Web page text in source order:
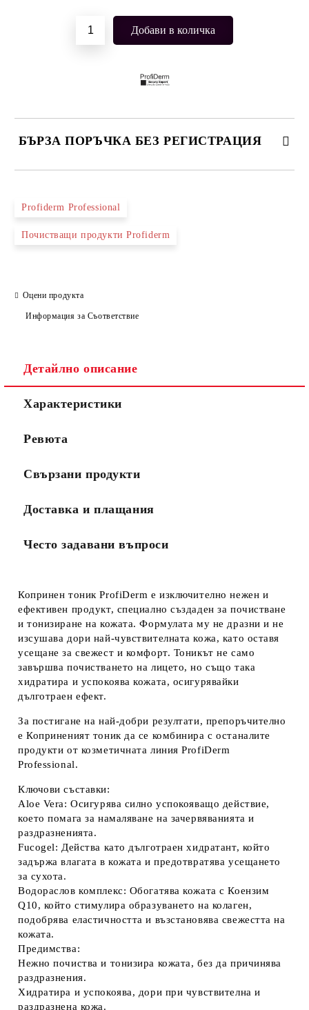
БЪРЗА ПОРЪЧКА БЕЗ РЕГИСТРАЦИЯ
Profiderm Professional
Почистващи продукти Profiderm
Оцени продукта
Информация за Съответствие
Детайлно описание
Характеристики
Ревюта
Свързани продукти
Доставка и плащания
Често задавани въпроси
Копринен тоник ProfiDerm е изключително нежен и
ефективен продукт, специално създаден за почистване
и тонизиране на кожата. Формулата му не дразни и не
изсушава дори най-чувствителната кожа, като оставя
усещане за свежест и комфорт. Тоникът не само
завършва почистването на лицето, но също така
хидратира и успокоява кожата, осигурявайки
дълготраен ефект.
За постигане на най-добри резултати, препоръчително
еКоприненият тоник да се комбинира с останалите
продукти от козметичната линияProfiDerm
Professional.
Ключови съставки:
Aloe Vera: Осигурява силно успокояващо действие,
което помага за намаляване на зачервяванията и
раздразненията.
Fucogel: Действа като дълготраен хидратант, който
задържа влагата в кожата и предотвратява усещането
за сухота.
Водораслов комплекс: Обогатява кожата с Коензим
Q10, който стимулира образуването на колаген,
подобрява еластичността и възстановява свежестта на
кожата.
Предимства:
Нежно почиства и тонизира кожата, без да причинява
раздразнения.
Хидратира и успокоява, дори при чувствителна и
раздразнена кожа.